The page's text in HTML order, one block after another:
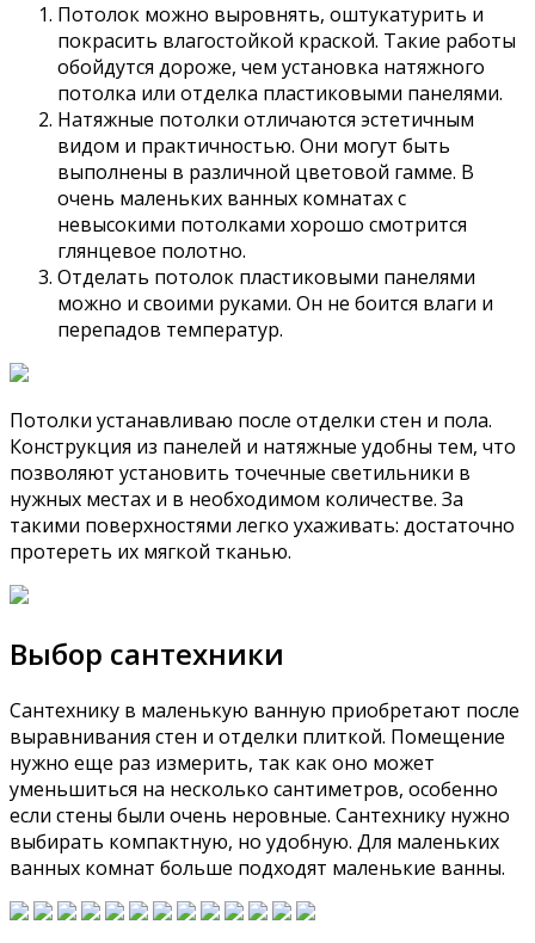
Потолок можно выровнять, оштукатурить и
покрасить влагостойкой краской. Такие работы
обойдутся дороже, чем установка натяжного
потолка или отделка пластиковыми панелями.
Натяжные потолки отличаются эстетичным
видом и практичностью. Они могут быть
выполнены в различной цветовой гамме. В
очень маленьких ванных комнатах с
невысокими потолками хорошо смотрится
глянцевое полотно.
Отделать потолок пластиковыми панелями
можно и своими руками. Он не боится влаги и
перепадов температур.
Потолки устанавливаю после отделки стен и пола.
Конструкция из панелей и натяжные удобны тем, что
позволяют установить точечные светильники в
нужных местах и в необходимом количестве. За
такими поверхностями легко ухаживать: достаточно
протереть их мягкой тканью.
Выбор сантехники
Сантехнику в маленькую ванную приобретают после
выравнивания стен и отделки плиткой. Помещение
нужно еще раз измерить, так как оно может
уменьшиться на несколько сантиметров, особенно
если стены были очень неровные. Сантехнику нужно
выбирать компактную, но удобную. Для маленьких
ванных комнат больше подходят маленькие ванны.